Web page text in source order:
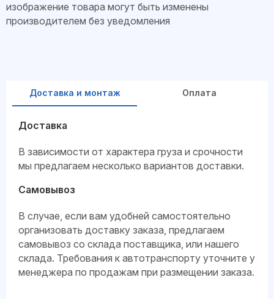
изображение товара могут быть изменены
производителем без уведомления
Доставка и монтаж Оплата
Доставка
В зависимости от характера груза и срочности
мы предлагаем несколько вариантов доставки.
Самовывоз
В случае, если вам удобней самостоятельно
организовать доставку заказа, предлагаем
самовывоз со склада поставщика, или нашего
склада. Требования к автотранспорту уточните у
менеджера по продажам при размещении заказа.